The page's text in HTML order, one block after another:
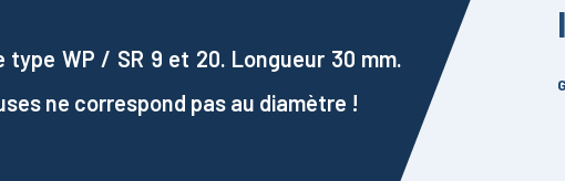
WP / SR 9 et 20. Longueur 30 mm.
ne correspond pas au diamètre !